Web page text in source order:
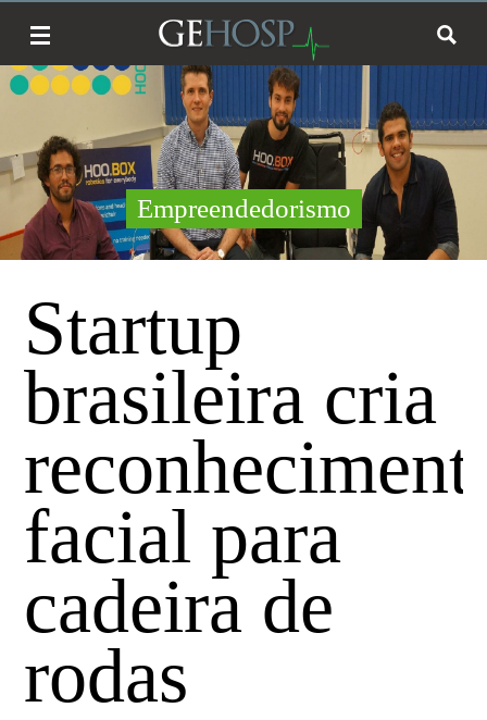
Empreendedorismo
Startup
brasileira cria
facial para
cadeira de
rodas